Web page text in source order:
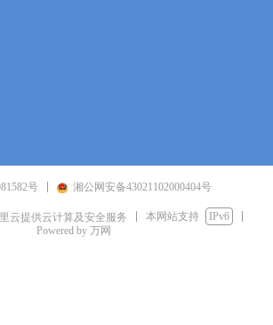
号 湘公网安备43021102000404号
云提供云计算及安全服务 本网站支持
IPv6
Powered by 万网